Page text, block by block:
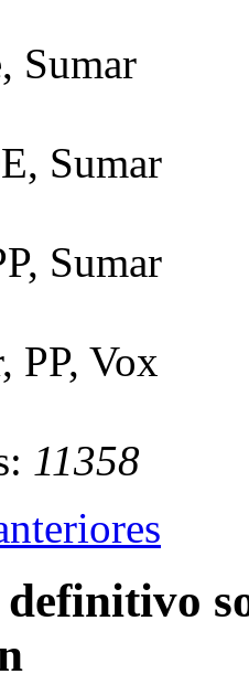
Sumar
Sumar
Sumar
PP, Vox
11358